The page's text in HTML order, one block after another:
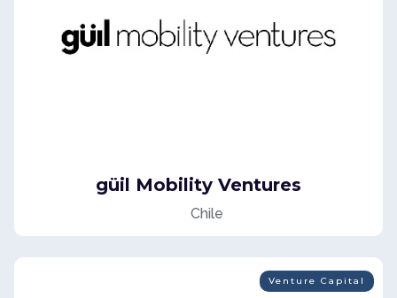
güil Mobility Ventures
Chile
Venture Capital